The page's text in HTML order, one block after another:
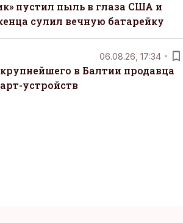
пустил пыль в глаза США и
сулил вечную батарейку
06.08.26, 17:34
в Балтии продавца
устройств